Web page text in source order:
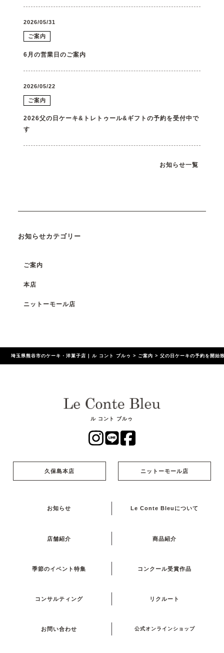
2026/05/31
ご案内
6月の営業日のご案内
2026/05/22
ご案内
2026父の日ケーキ&トレトゥール&ギフトの予約を受付中で
す
お知らせ一覧
お知らせカテゴリー
ご案内
本店
ニットーモール店
埼玉県熊谷市のケーキ・洋菓子店 | ル コント ブルゥ > ご案内 >父の日ケーキの予約を開始
ル コント ブルゥ
久保島本店 ニットーモール店
お知らせ Le Conte Bleuについて
店舗紹介 商品紹介
季節のイベント特集 コンクール受賞作品
コンサルティング リクルート
お問い合わせ 公式オンラインショップ